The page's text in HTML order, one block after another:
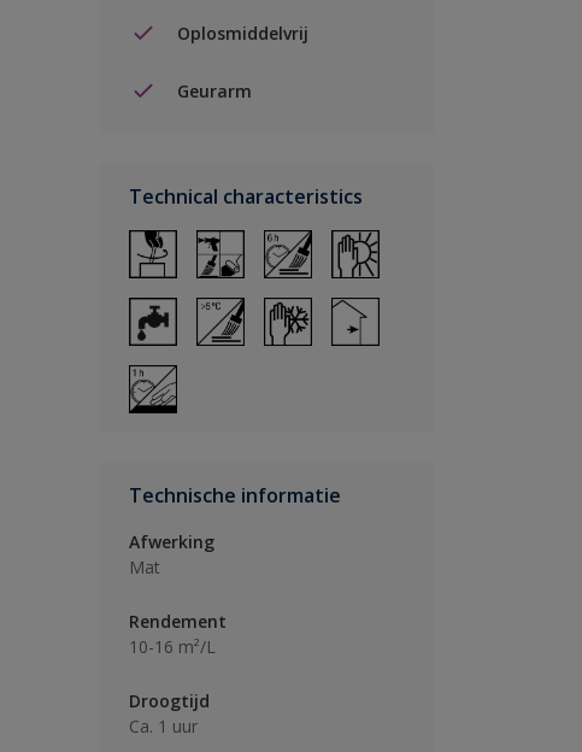
Oplosmiddelvrij
Geurarm
Technical characteristics
Technische informatie
Afwerking
Mat
Rendement
10-16 m²/L
Droogtijd
Ca. 1 uur